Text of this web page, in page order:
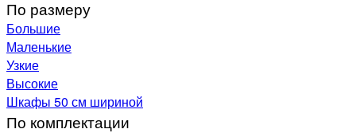
По размеру
Большие
Маленькие
Узкие
Высокие
Шкафы 50 см шириной
По комплектации